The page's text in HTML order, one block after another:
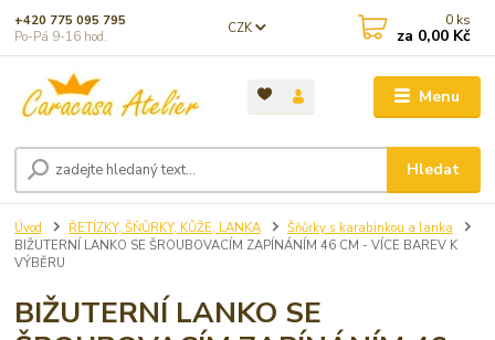
Menu
CZK
Hledat
+420 775 095 795
Po-Pá 9-16 hod.
0 ks
za 0,00 Kč
Úvod ŘETÍZKY, ŠŇŮRKY, KŮŽE, LANKA
Šňůrky s karabinkou a lanka
BIŽUTERNÍ LANKO SE ŠROUBOVACÍM ZAPÍNÁNÍM 46 CM - VÍCE BAREV K
VÝBĚRU
BIŽUTERNÍ LANKO SE